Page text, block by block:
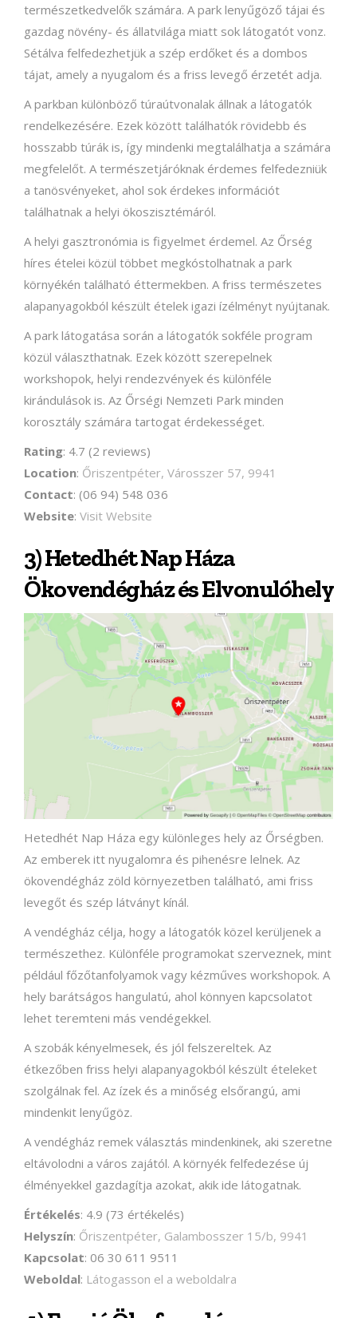
természetkedvelők számára. A park lenyűgöző tájai és
gazdag növény- és állatvilága miatt sok látogatót vonz.
Sétálva felfedezhetjük a szép erdőket és a dombos
tájat, amely a nyugalom és a friss levegő érzetét adja.
A parkban különböző túraútvonalak állnak a látogatók
rendelkezésére. Ezek között találhatók rövidebb és
hosszabb túrák is, így mindenki megtalálhatja a számára
megfelelőt. A természetjáróknak érdemes felfedezniük
a tanösvényeket, ahol sok érdekes információt
találhatnak a helyi ökoszisztémáról.
A helyi gasztronómia is figyelmet érdemel. Az Őrség
híres ételei közül többet megkóstolhatnak a park
környékén található éttermekben. A friss természetes
alapanyagokból készült ételek igazi ízélményt nyújtanak.
A park látogatása során a látogatók sokféle program
közül választhatnak. Ezek között szerepelnek
workshopok, helyi rendezvények és különféle
kirándulások is. Az Őrségi Nemzeti Park minden
korosztály számára tartogat érdekességet.
Rating: 4.7 (2 reviews)
Location: Őriszentpéter, Városszer 57, 9941
Contact: (06 94) 548 036
Website: Visit Website
3) Hetedhét Nap Háza
Ökovendégház és Elvonulóhely
Hetedhét Nap Háza egy különleges hely az Őrségben.
Az emberek itt nyugalomra és pihenésre lelnek. Az
ökovendégház zöld környezetben található, ami friss
levegőt és szép látványt kínál.
A vendégház célja, hogy a látogatók közel kerüljenek a
természethez. Különféle programokat szerveznek, mint
például főzőtanfolyamok vagy kézműves workshopok. A
hely barátságos hangulatú, ahol könnyen kapcsolatot
lehet teremteni más vendégekkel.
A szobák kényelmesek, és jól felszereltek. Az
étkezőben friss helyi alapanyagokból készült ételeket
szolgálnak fel. Az ízek és a minőség elsőrangú, ami
mindenkit lenyűgöz.
A vendégház remek választás mindenkinek, aki szeretne
eltávolodni a város zajától. A környék felfedezése új
élményekkel gazdagítja azokat, akik ide látogatnak.
Értékelés: 4.9 (73 értékelés)
Helyszín: Őriszentpéter, Galambosszer 15/b, 9941
Kapcsolat: 06 30 611 9511
Weboldal: Látogasson el a weboldalra